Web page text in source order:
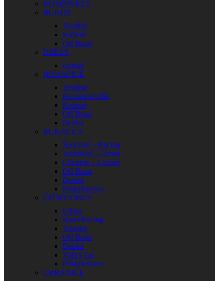
KOMBINÉZY
BUNDY
Textilné
Kožené
Off Road
DRESY
Detské
NOHAVICE
Textilné
Kevlarové rifle
Kožené
Off Road
Detské
RUKAVICE
Športové – Racing
Turistické – Urban
Chopper – Cruiser
Off Road
Detské
Príslušenstvo
ČIŽMY/OBUV
Urban
Sport/Racing
Touring
Off Road
Detské
Voľný čas
Príslušenstvo
CHRÁNIČE